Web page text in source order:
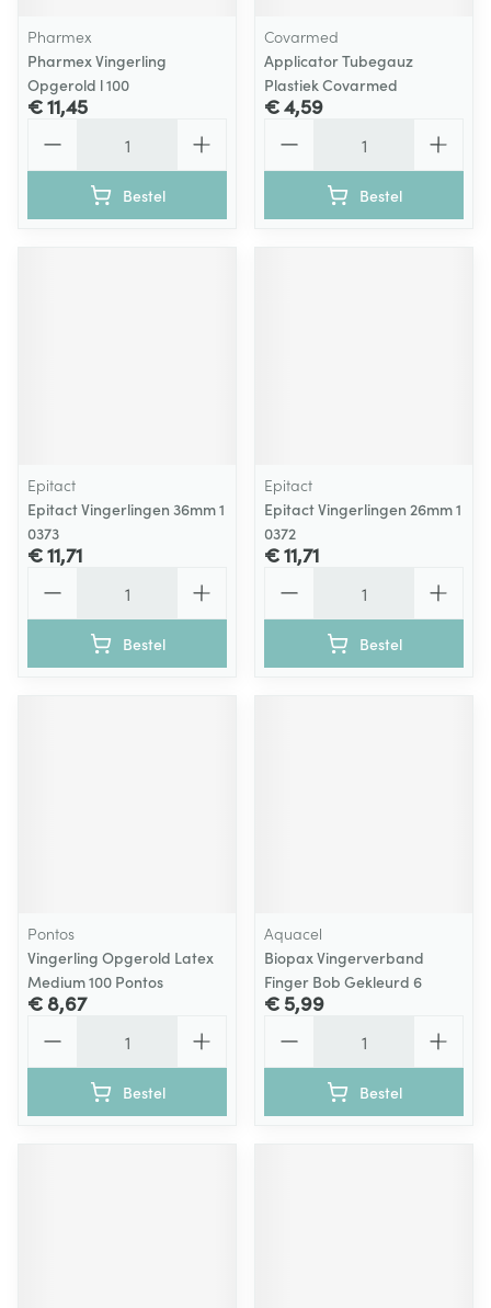
Pharmex
Pharmex Vingerling
Opgerold l 100
€ 11,45
Bestel
Covarmed
Applicator Tubegauz
Plastiek Covarmed
€ 4,59
Bestel
Epitact
Epitact Vingerlingen 36mm 1
0373
€ 11,71
Bestel
Epitact
Epitact Vingerlingen 26mm 1
0372
€ 11,71
Bestel
Pontos
Vingerling Opgerold Latex
Medium 100 Pontos
€ 8,67
Bestel
Aquacel
Biopax Vingerverband
Finger Bob Gekleurd 6
€ 5,99
Bestel